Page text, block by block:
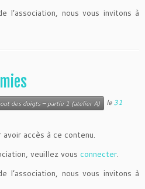
l’association, nous vous invitons à
des doigts – partie 1 (atelier A) le31
accès à ce contenu.
veuillez vous connecter.
l’association, nous vous invitons à